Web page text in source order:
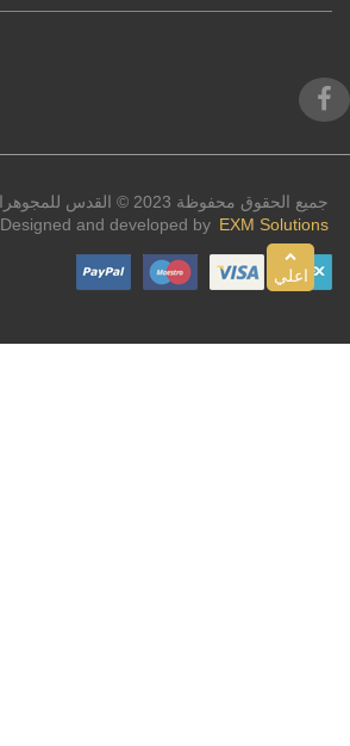
جميع الحقوق محفوظة 2023 © القدس للمجوهرات
Designed and developed by EXM Solutions.
اعلي